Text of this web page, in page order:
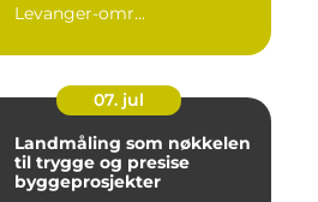
Levanger-omr...
07. jul
Landmåling som nøkkelen
til trygge og presise
byggeprosjekter